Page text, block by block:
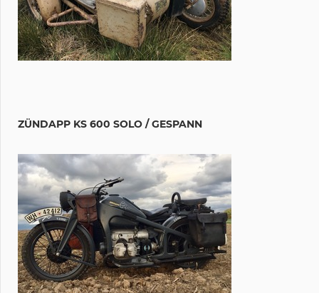
ZÜNDAPP KS 600 SOLO / GESPANN